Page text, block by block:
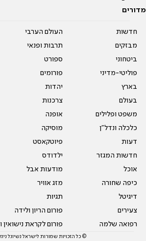
מדורים
חדשות
מבזקים
ביטחוני
פוליטי-מדיני
בארץ
בעולם
משפט ופלילים
כלכלה ונדל"ן
דעות
חדשות המגזר
אוכל
כיפה שחורה
דיגיטל
צעירים
רפואה שלמה
העולם הערבי
תרבות ופנאי
ספורט
פורומים
יהדות
צרכנות
אופנה
מוסיקה
פיוטקאסט
ילדודס
מודעות אבל
מזג אוויר
תגיות
פורום הריון ולידה
פורום לקראת נישואין
© כל הזכויות שמורות לישראל נשיונל